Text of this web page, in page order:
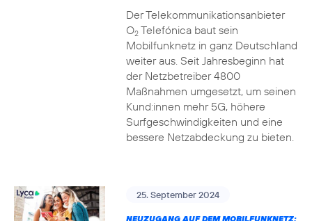
Der Telekommunikationsanbieter
O2Telefónica baut sein
Mobilfunknetz in ganz Deutschland
weiter aus. Seit Jahresbeginn hat
der Netzbetreiber 4800
Maßnahmen umgesetzt, um seinen
Kund:innen mehr 5G, höhere
Surfgeschwindigkeiten und eine
bessere Netzabdeckung zu bieten.
25. September 2024
NEUZUGANG AUF DEM MOBILFUNKNETZ: